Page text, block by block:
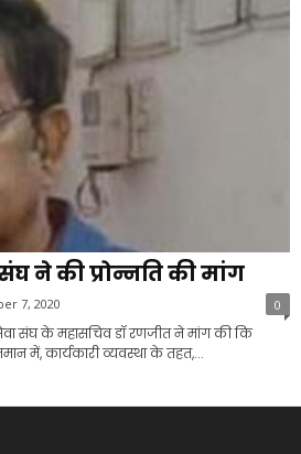
ने की प्रोन्नति की मांग
7, 2020 0
सेवा संघ के महासचिव डॉ रणजीत ने मांग की कि
में, कार्यकारी व्यवस्था के तहत,...